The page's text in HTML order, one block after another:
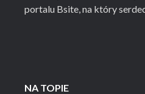
portalu Bsite, na który
NA TOPIE